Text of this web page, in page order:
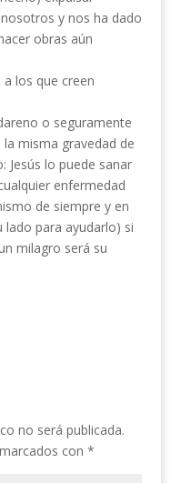
y nos ha dado
obras aún
a los que creen
o seguramente
misma gravedad de
Jesús lo puede sanar
enfermedad
de siempre y en
para ayudarlo) si
milagro será su
no será publicada.
con *